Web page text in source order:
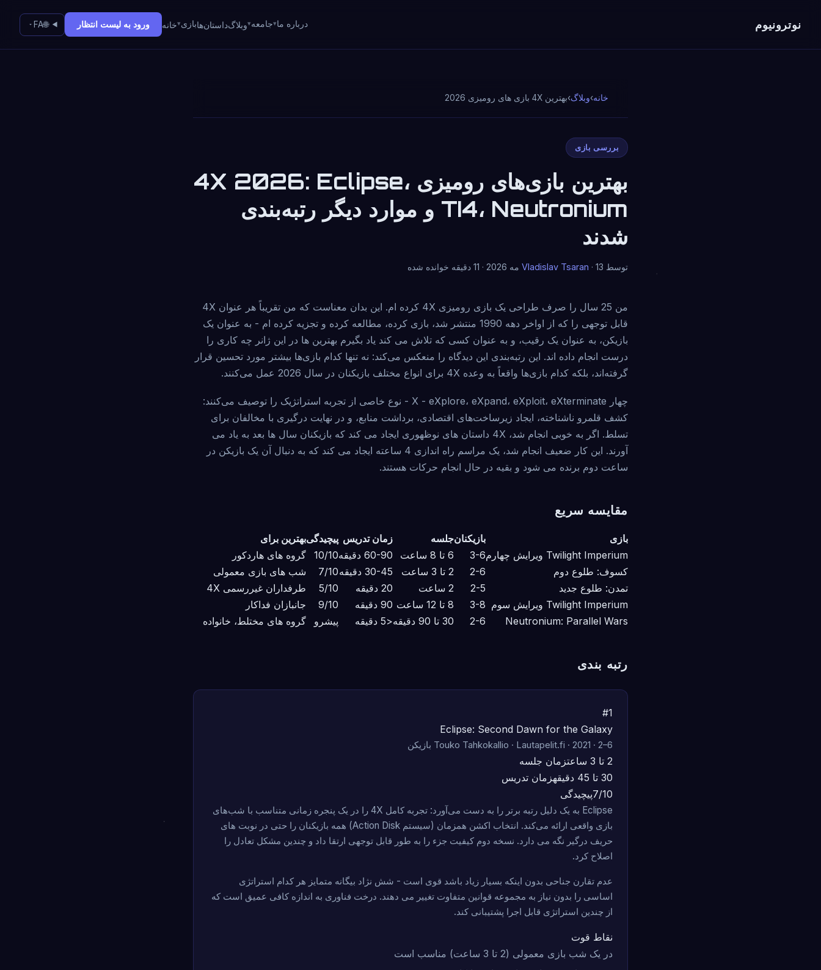
نوترونیوم خانه بازیداستان‌هاوبلاگ جامعه درباره ما ورود به لیست انتظار 🌐
FA
خانه›وبلاگ›بهترین 4X بازی های رومیزی 2026
بررسی بازی
بهترین بازی‌های رومیزی 4X 2026: Eclipse،
TI4، Neutronium و موارد دیگر رتبه‌بندی
شدند
توسط Vladislav Tsaran · 13 مه 2026 · 11 دقیقه خوانده شده
من 25 سال را صرف طراحی یک بازی رومیزی 4X کرده ام. این بدان معناست که من تقریباً هر عنوان 4X
قابل توجهی را که از اواخر دهه 1990 منتشر شد، بازی کرده، مطالعه کرده و تجزیه کرده ام - به عنوان یک
بازیکن، به عنوان یک رقیب، و به عنوان کسی که تلاش می کند یاد بگیرم بهترین ها در این ژانر چه کاری را
درست انجام داده اند. این رتبه‌بندی این دیدگاه را منعکس می‌کند: نه تنها کدام بازی‌ها بیشتر مورد تحسین قرار
گرفته‌اند، بلکه کدام بازی‌ها واقعاً به وعده 4X برای انواع مختلف بازیکنان در سال 2026 عمل می‌کنند.
چهار X - eXplore، eXpand، eXploit، eXterminate - نوع خاصی از تجربه استراتژیک را توصیف می‌کنند:
کشف قلمرو ناشناخته، ایجاد زیرساخت‌های اقتصادی، برداشت منابع، و در نهایت درگیری با مخالفان برای
تسلط. اگر به خوبی انجام شد، 4X داستان های نوظهوری ایجاد می کند که بازیکنان سال ها بعد به یاد می
آورند. این کار ضعیف انجام شد، یک مراسم راه اندازی 4 ساعته ایجاد می کند که به دنبال آن یک بازیکن در
ساعت دوم برنده می شود و بقیه در حال انجام حرکات هستند.
مقایسه سریع
بازی بازیکنانجلسه زمان تدریس پیچیدگیبهترین برای
Twilight Imperium ویرایش چهارم
3-6 6 تا 8 ساعت 60-90 دقیقه 10/10
گروه های هاردکور
کسوف: طلوع دوم
2-6 2 تا 3 ساعت 30-45 دقیقه 7/10
شب های بازی معمولی
تمدن: طلوع جدید
2-5 2 ساعت 20 دقیقه 5/10
طرفداران غیررسمی 4X
Twilight Imperium ویرایش سوم
3-8 8 تا 12 ساعت 90 دقیقه 9/10
جانبازان فداکار
Neutronium: Parallel Wars
2-6 30 تا 90 دقیقه <5 دقیقه پیشرو گروه های مختلط، خانواده
رتبه بندی
#1
Eclipse: Second Dawn for the Galaxy
Touko Tahkokallio · Lautapelit.fi · 2021 · 2–6 بازیکن
2 تا 3 ساعت
زمان جلسه
30 تا 45 دقیقه
زمان تدریس
7/10پیچیدگی
Eclipse به یک دلیل رتبه برتر را به دست می‌آورد: تجربه کامل 4X را در یک پنجره زمانی متناسب با شب‌های
بازی واقعی ارائه می‌کند. انتخاب اکشن همزمان (سیستم Action Disk) همه بازیکنان را حتی در نوبت های
حریف درگیر نگه می دارد. نسخه دوم کیفیت جزء را به طور قابل توجهی ارتقا داد و چندین مشکل تعادل را
اصلاح کرد.
عدم تقارن جناحی بدون اینکه بسیار زیاد باشد قوی است - شش نژاد بیگانه متمایز هر کدام استراتژی
اساسی را بدون نیاز به مجموعه قوانین متفاوت تغییر می دهند. درخت فناوری به اندازه کافی عمیق است که
از چندین استراتژی قابل اجرا پشتیبانی کند.
نقاط قوت
در یک شب بازی معمولی (2 تا 3 ساعت) مناسب است